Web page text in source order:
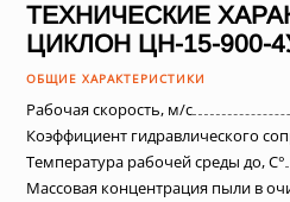
ТЕХНИЧЕСКИЕ
ЦИКЛОН ЦН-15-900-
ОБЩИЕ ХАРАКТЕРИСТИКИ
Рабочая скорость, м/с
Коэффициент гидравлического
Температура рабочей среды до, С°
Массовая концентрация пыли в